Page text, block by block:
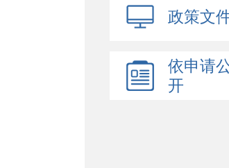
政策文
依申请
开